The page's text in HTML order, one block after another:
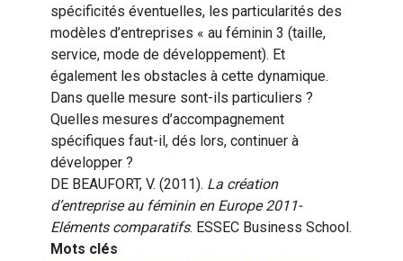
spécificités éventuelles, les particularités des
modèles d’entreprises « au féminin 3 (taille,
service, mode de développement). Et
également les obstacles à cette dynamique.
Dans quelle mesure sont-ils particuliers ?
Quelles mesures d’accompagnement
spécifiques faut-il, dés lors, continuer à
développer ?
DE BEAUFORT, V. (2011). La création
d’entreprise au féminin en Europe 2011-
Eléments comparatifs. ESSEC Business School.
Mots clés